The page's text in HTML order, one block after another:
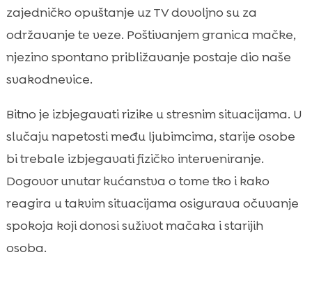
zajedničko opuštanje uz TV dovoljno su za
održavanje te veze. Poštivanjem granica mačke,
njezino spontano približavanje postaje dio naše
svakodnevice.
Bitno je izbjegavati rizike u stresnim situacijama. U
slučaju napetosti među ljubimcima, starije osobe
bi trebale izbjegavati fizičko interveniranje.
Dogovor unutar kućanstva o tome tko i kako
reagira u takvim situacijama osigurava očuvanje
spokoja koji donosi suživot mačaka i starijih
osoba.